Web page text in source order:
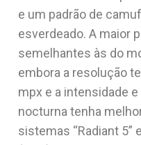
e um padrão de
esverdeado. A maior
semelhantes às do
embora a resolução
mpx e a intensidade
nocturna tenha
sistemas “Radiant 5”